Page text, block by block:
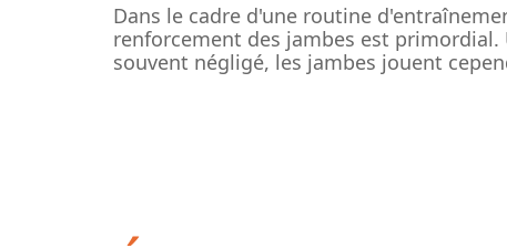
Dans le cadre d'une routine
renforcement des jambes est
souvent négligé, les jambes jouent